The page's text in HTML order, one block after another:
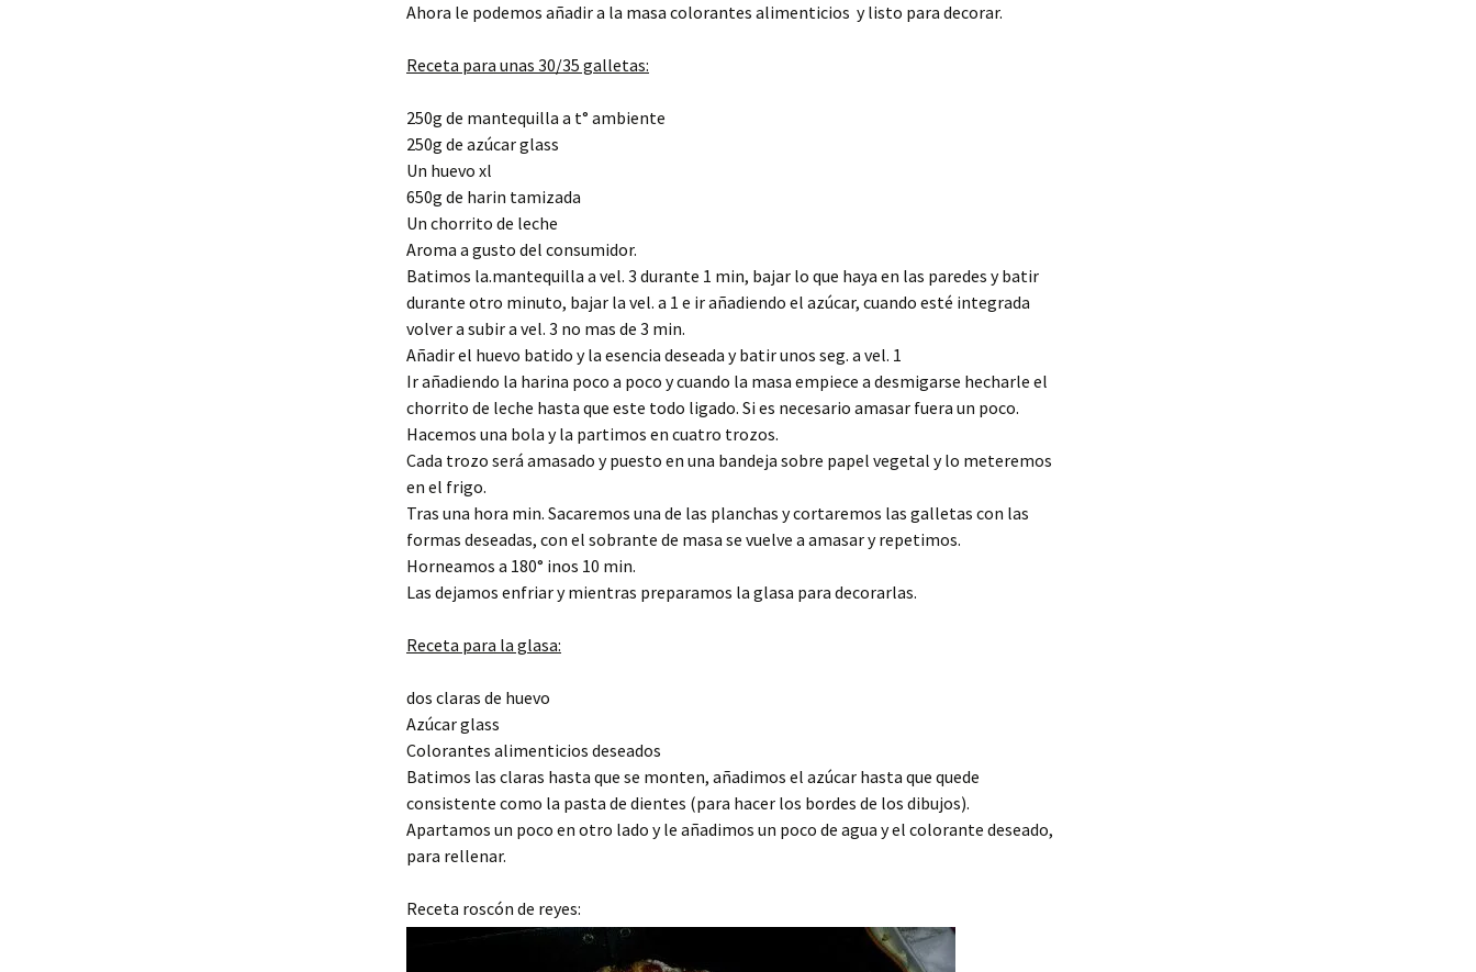
Ahora le podemos añadir a la masa colorantes alimenticios y listo para decorar.
Receta para unas 30/35 galletas:
250g de mantequilla a t° ambiente
250g de azúcar glass
Un huevo xl
650g de harin tamizada
Un chorrito de leche
Aroma a gusto del consumidor.
Batimos la.mantequilla a vel. 3 durante 1 min, bajar lo que haya en las paredes y batir
durante otro minuto, bajar la vel. a 1 e ir añadiendo el azúcar, cuando esté integrada
volver a subir a vel. 3 no mas de 3 min.
Añadir el huevo batido y la esencia deseada y batir unos seg. a vel. 1
Ir añadiendo la harina poco a poco y cuando la masa empiece a desmigarse hecharle el
chorrito de leche hasta que este todo ligado. Si es necesario amasar fuera un poco.
Hacemos una bola y la partimos en cuatro trozos.
Cada trozo será amasado y puesto en una bandeja sobre papel vegetal y lo meteremos
en el frigo.
Tras una hora min. Sacaremos una de las planchas y cortaremos las galletas con las
formas deseadas, con el sobrante de masa se vuelve a amasar y repetimos.
Horneamos a 180° inos 10 min.
Las dejamos enfriar y mientras preparamos la glasa para decorarlas.
Receta para la glasa:
dos claras de huevo
Azúcar glass
Colorantes alimenticios deseados
Batimos las claras hasta que se monten, añadimos el azúcar hasta que quede
consistente como la pasta de dientes (para hacer los bordes de los dibujos).
Apartamos un poco en otro lado y le añadimos un poco de agua y el colorante deseado,
para rellenar.
Receta roscón de reyes: